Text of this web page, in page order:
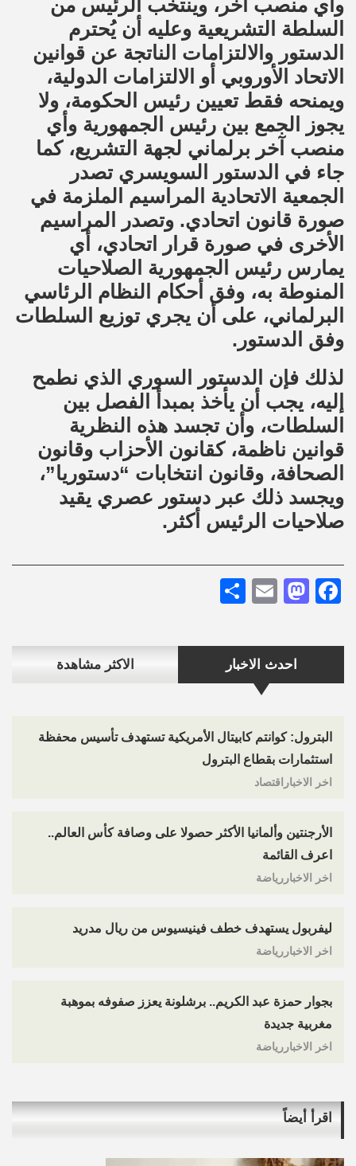
احدث الاخبار الاكثر مشاهدة
البترول: كوانتم كابيتال الأمريكية تستهدف تأسيس محفظة
استثمارات بقطاع البترول
اخر الاخباراقتصاد
الأرجنتين وألمانيا الأكثر حصولا على وصافة كأس العالم..
اعرف القائمة
اخر الاخباررياضة
ليفربول يستهدف خطف فينيسيوس من ريال مدريد
اخر الاخباررياضة
بجوار حمزة عبد الكريم.. برشلونة يعزز صفوفه بموهبة
مغربية جديدة
اخر الاخباررياضة
وأي منصب آخر، وينتخب الرئيس من
السلطة التشريعية وعليه أن يُحترم
الدستور والالتزامات الناتجة عن قوانين
الاتحاد الأوروبي أو الالتزامات الدولية،
ويمنحه فقط تعيين رئيس الحكومة، ولا
يجوز الجمع بين رئيس الجمهورية وأي
منصب آخر برلماني لجهة التشريع، كما
جاء في الدستور السويسري تصدر
الجمعية الاتحادية المراسيم الملزمة في
صورة قانون اتحادي. وتصدر المراسيم
الأخرى في صورة قرار اتحادي، أي
يمارس رئيس الجمهورية الصلاحيات
المنوطة به، وفق أحكام النظام الرئاسي
البرلماني، على أن يجري توزيع السلطات
وفق الدستور.
لذلك فإن الدستور السوري الذي نطمح
إليه، يجب أن يأخذ بمبدأ الفصل بين
السلطات، وأن تجسد هذه النظرية
قوانين ناظمة، كقانون الأحزاب وقانون
الصحافة، وقانون انتخابات “دستوريا”،
ويجسد ذلك عبر دستور عصري يقيد
صلاحيات الرئيس أكثر.
Facebook
Mastodon
Email
اقرأ أيضاً